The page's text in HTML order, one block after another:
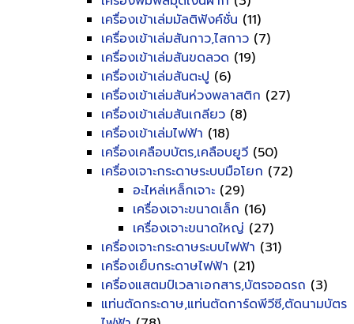
เครื่องเข้าเล่มมัลติฟังค์ชั่น (11)
เครื่องเข้าเล่มสันกาว,ไสกาว (7)
เครื่องเข้าเล่มสันขดลวด (19)
เครื่องเข้าเล่มสันตะปู (6)
เครื่องเข้าเล่มสันห่วงพลาสติก (27)
เครื่องเข้าเล่มสันเกลียว (8)
เครื่องเข้าเล่มไฟฟ้า (18)
เครื่องเคลือบบัตร,เคลือบยูวี (50)
เครื่องเจาะกระดาษระบบมือโยก (72)
อะไหล่เหล็กเจาะ (29)
เครื่องเจาะขนาดเล็ก (16)
เครื่องเจาะขนาดใหญ่ (27)
เครื่องเจาะกระดาษระบบไฟฟ้า (31)
เครื่องเย็บกระดาษไฟฟ้า (21)
เครื่องแสตมป์เวลาเอกสาร,บัตรจอดรถ (3)
แท่นตัดกระดาษ,แท่นตัดการ์ดพีวีซี,ตัดนามบัตร